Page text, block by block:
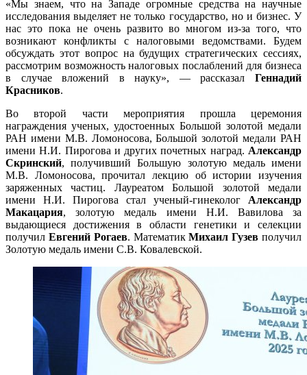
«Мы знаем, что на Западе огромные средства на научные
исследования выделяет не только государство, но и бизнес. У
нас это пока не очень развито во многом из-за того, что
возникают конфликты с налоговыми ведомствами. Будем
обсуждать этот вопрос на будущих стратегических сессиях,
рассмотрим возможность налоговых послаблений для бизнеса
в случае вложений в науку», — рассказал Геннадий
Красников.
Во второй части мероприятия прошла церемония
награждения ученых, удостоенных Большой золотой медали
РАН имени М.В. Ломоносова, Большой золотой медали РАН
имени Н.И. Пирогова и других почетных наград. Александр
Скринский, получивший Большую золотую медаль имени
М.В. Ломоносова, прочитал лекцию об истории изучения
заряженных частиц. Лауреатом Большой золотой медали
имени Н.И. Пирогова стал ученый-гинеколог Александр
Макацария, золотую медаль имени Н.И. Вавилова за
выдающиеся достижения в области генетики и селекции
получил Евгений Рогаев. МатематикМихаил Гузев получил
Золотую медаль имени С.В. Ковалевской.